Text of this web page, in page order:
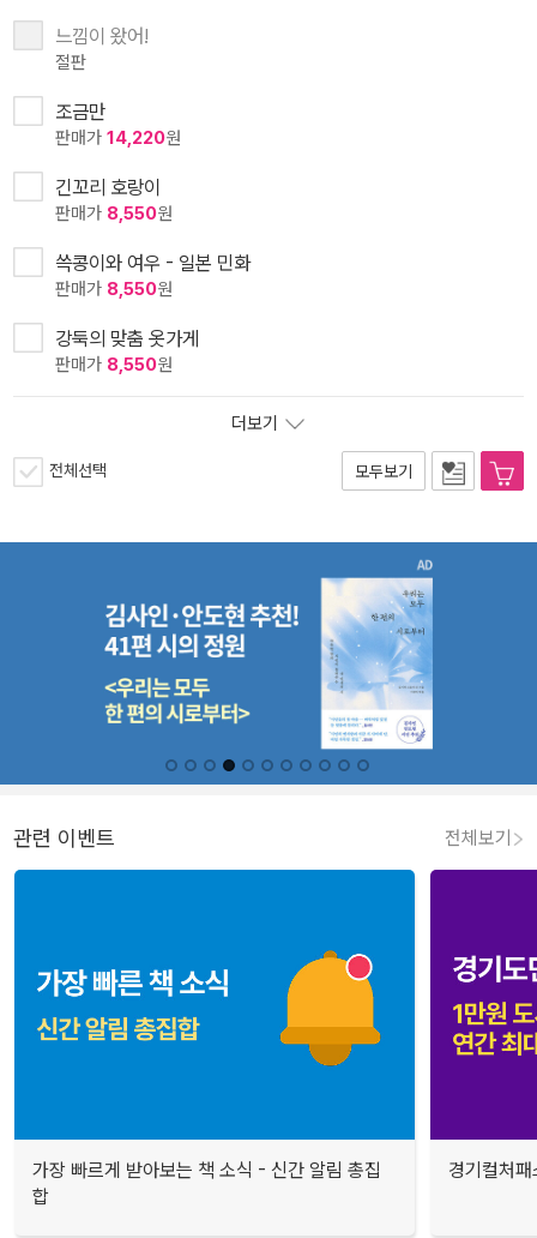
느낌이 왔어!
절판
조금만
판매가 14,220원
긴꼬리 호랑이
판매가 8,550원
쓱콩이와 여우 - 일본 민화
판매가 8,550원
강둑의 맞춤 옷가게
판매가 8,550원
더보기
전체선택 모두보기
관련 이벤트 전체보기
가장 빠르게 받아보는 책 소식 - 신간 알림 총집
합
경기컬처